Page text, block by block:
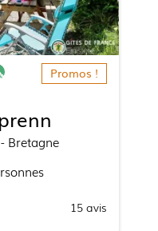
Promos !
Bretagne
s
15 avis